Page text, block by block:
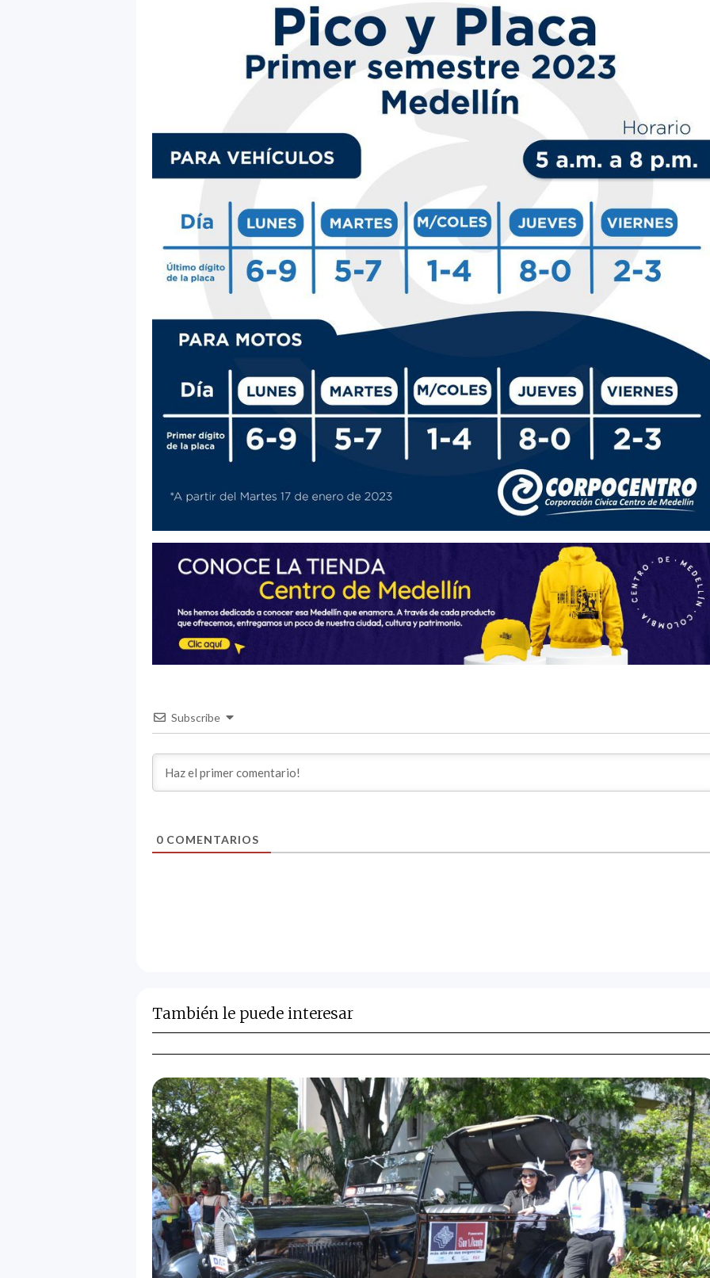
Subscribe
0 COMENTARIOS
También le puede interesar